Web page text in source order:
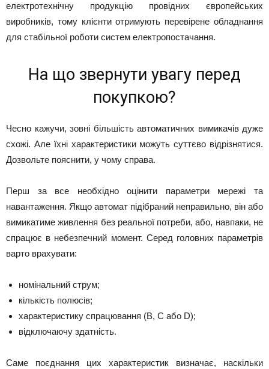
електротехнічну продукцію провідних європейських
виробників, тому клієнти отримують перевірене обладнання
для стабільної роботи систем електропостачання.
На що звернути увагу перед
покупкою?
Чесно кажучи, зовні більшість автоматичних вимикачів дуже
схожі. Але їхні характеристики можуть суттєво відрізнятися.
Дозвольте пояснити, у чому справа.
Перш за все необхідно оцінити параметри мережі та
навантаження. Якщо автомат підібраний неправильно, він або
вимикатиме живлення без реальної потреби, або, навпаки, не
спрацює в небезпечний момент. Серед головних параметрів
варто врахувати:
номінальний струм;
кількість полюсів;
характеристику спрацювання (B, C або D);
відключаючу здатність.
Саме поєднання цих характеристик визначає, наскільки